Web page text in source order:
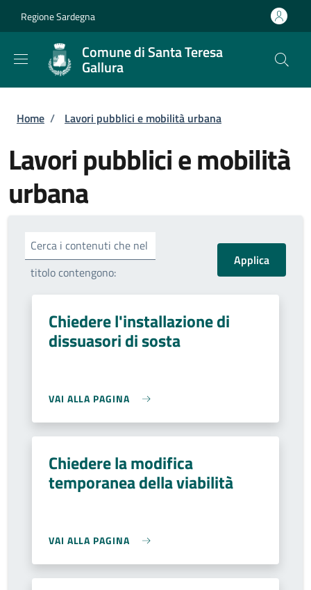
Regione Sardegna
Comune di Santa Teresa
Gallura
Briciole di pane
Home / Lavori pubblici e mobilità urbana
Lavori pubblici e mobilità
urbana
Cerca i contenuti che nel
titolo contengono:
Chiedere l'installazione di
dissuasori di sosta
VAI ALLA PAGINA
Chiedere la modifica
temporanea della viabilità
VAI ALLA PAGINA